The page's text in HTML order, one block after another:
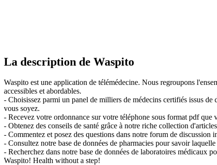
La description de Waspito
Waspito est une application de télémédecine. Nous regroupons
accessibles et abordables.
- Choisissez parmi un panel de milliers de médecins certifiés issus
vous soyez.
- Recevez votre ordonnance sur votre téléphone sous format pdf
- Obtenez des conseils de santé grâce à notre riche collection
- Commentez et posez des questions dans notre forum de
- Consultez notre base de données de pharmacies pour savoir
- Recherchez dans notre base de données de laboratoires médicaux
Waspito! Health without a step!